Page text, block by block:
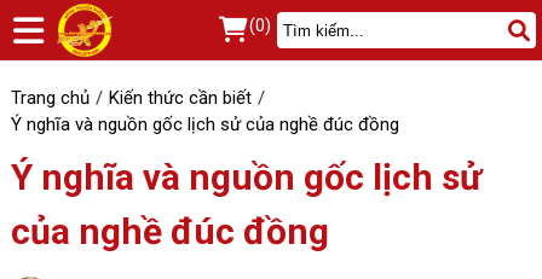
(0)
Trang chủ
Kiến thức cần biết
Ý nghĩa và nguồn gốc lịch sử của nghề đúc đồng
Ý nghĩa và nguồn gốc lịch sử
của nghề đúc đồng